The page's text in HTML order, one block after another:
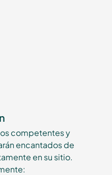
competentes y
encantados de
en su sitio.